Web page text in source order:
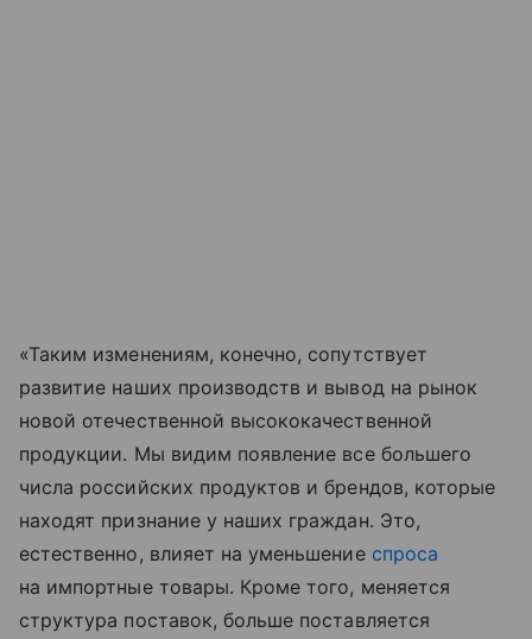
«Таким изменениям, конечно, сопутствует
развитие наших производств и вывод на рынок
новой отечественной высококачественной
продукции. Мы видим появление все большего
числа российских продуктов и брендов, которые
находят признание у наших граждан. Это,
естественно, влияет на уменьшение спроса
на импортные товары. Кроме того, меняется
структура поставок, больше поставляется